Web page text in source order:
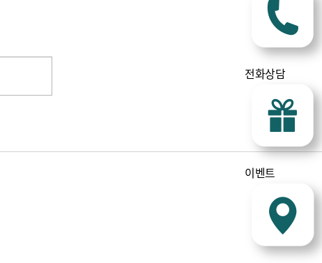
전화상담
이벤트